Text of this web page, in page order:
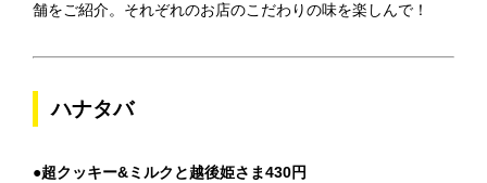
舗をご紹介。それぞれのお店のこだわりの味を楽しんで！
ハナタバ
●超クッキー&ミルクと越後姫さま430円